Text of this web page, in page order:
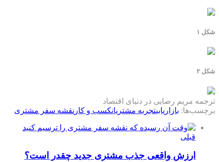
شکل ۱
شکل ۲
ترجمه مریم رضایی در دنیای اقتصاد
برچسب‌ها: بازاریابیتجربه مشتریانکسب و کار نقشه سفر مشتری
قبلی
ارزش واقعی جذب مشتری جدید چقدر است؟